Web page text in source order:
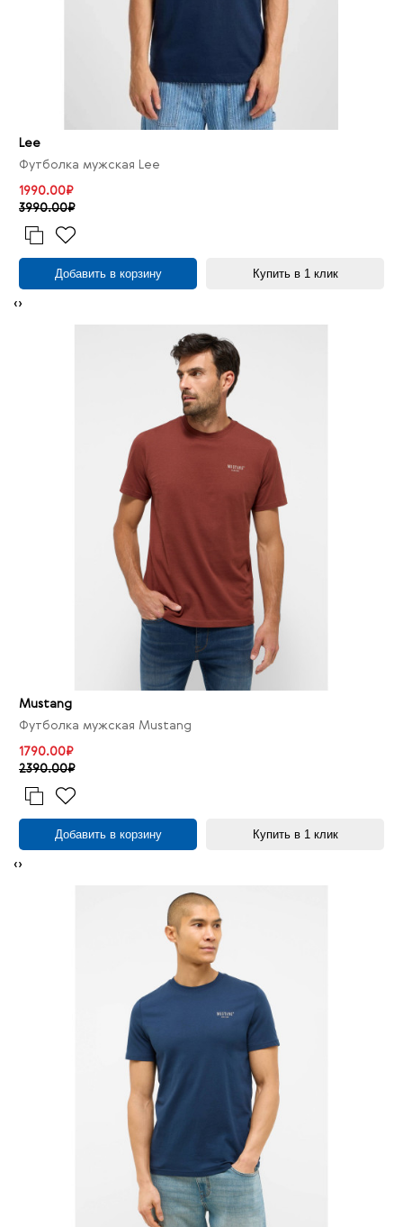
Lee
Футболка мужская Lee
1990.00₽
3990.00₽
Добавить в корзину Купить в 1 клик
‹›
Mustang
Футболка мужская Mustang
1790.00₽
2390.00₽
Добавить в корзину Купить в 1 клик
‹›